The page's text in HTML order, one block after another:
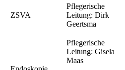
ZSVA
Pflegerische
Leitung: Dirk
Geertsma
Pflegerische
Leitung: Gisela
Maas